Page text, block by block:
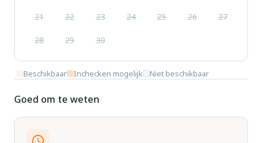
21 22 23 24 25 26 27
28 29 30
Beschikbaar Inchecken mogelijk Niet beschikbaar
Goed om te weten